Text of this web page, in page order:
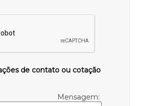
de contato ou cotação
Mensagem: